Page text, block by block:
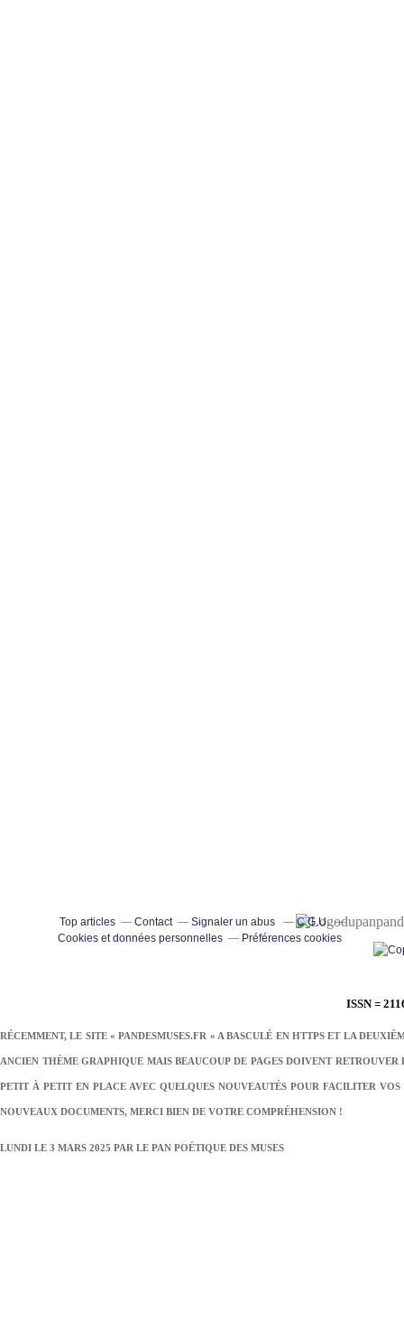
ISSN =
RÉCEMMENT, LE SITE « PANDESMUSES.FR » A BASCULÉ EN HTTPS ET LA
ANCIEN THÈME GRAPHIQUE MAIS BEAUCOUP DE PAGES DOIVENT
PETIT À PETIT EN PLACE AVEC QUELQUES NOUVEAUTÉS POUR FACILITER
NOUVEAUX DOCUMENTS, MERCI BIEN DE VOTRE COMPRÉHENSION !
LUNDI LE 3 MARS 2025 PAR LE PAN POÉTIQUE DES MUSES
Top articles Contact Signaler un abus
C.G.U.
Cookies et données personnelles
Préférences cookies